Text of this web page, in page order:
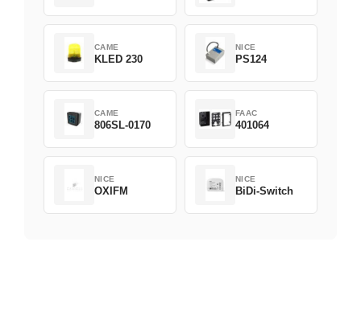
CAME
KLED 230
NICE
PS124
CAME
806SL-0170
FAAC
401064
NICE
OXIFM
NICE
BiDi-Switch